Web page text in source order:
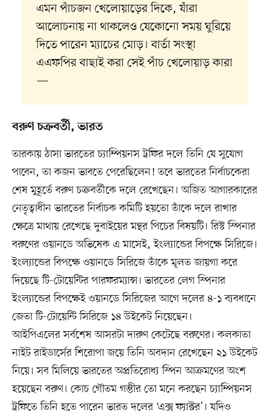
এমন পাঁচজন খেলোয়াড়ের দিকে, যাঁরা
আলোচনায় না থাকলেও যেকোনো সময় ঘুরিয়ে
দিতে পারেন ম্যাচের মোড়। বার্তা সংস্থা
এএফপির বাছাই করা সেই পাঁচ খেলোয়াড় কারা
—
বরুণ চক্রবর্তী, ভারত
তারকায় ঠাসা ভারতের চ্যাম্পিয়নস ট্রফির দলে তিনি যে সুযোগ
পাবেন, তা কজন ভাবতে পেরেছিলেন! তবে ভারতের নির্বাচকেরা
শেষ মুহূর্তে বরুণ চক্রবর্তীকে দলে রেখেছেন। অজিত আগারকারের
নেতৃত্বাধীন ভারতের নির্বাচক কমিটি হয়তো তাঁকে দলে রাখার
ক্ষেত্রে মাথায় রেখেছে দুবাইয়ের মন্থর পিচের বিষয়টি। রিস্ট স্পিনার
বরুণের ওয়ানডে অভিষেক এ মাসেই, ইংল্যান্ডের বিপক্ষে সিরিজে।
ইংল্যান্ডের বিপক্ষে ওয়ানডে সিরিজে তাঁকে মূলত জায়গা করে
দিয়েছে টি-টোয়েন্টির পারফরম্যান্স। ভারতের লেগ স্পিনার
ইংল্যান্ডের বিপক্ষেই ওয়ানডে সিরিজের আগে দলের ৪-১ ব্যবধানে
জেতা টি-টোয়েন্টি সিরিজে ১৪ উইকেট নিয়েছেন।
আইপিএলের সর্বশেষ আসরটা দারুণ কেটেছে বরুণের। কলকাতা
নাইট রাইডার্সের শিরোপা জয়ে তিনি অবদান রেখেছেন ২১ উইকেট
নিয়ে। সব মিলিয়ে ভারতের অপ্রতিরোধ্য স্পিন আক্রমণের অংশ
হয়েছেন বরুণ। কোচ গৌতম গম্ভীর তো মনে করছেন চ্যাম্পিয়নস
ট্রফিতে তিনি হতে পারেন ভারত দলের ‘এক্স ফ্যাক্টর’। যদিও